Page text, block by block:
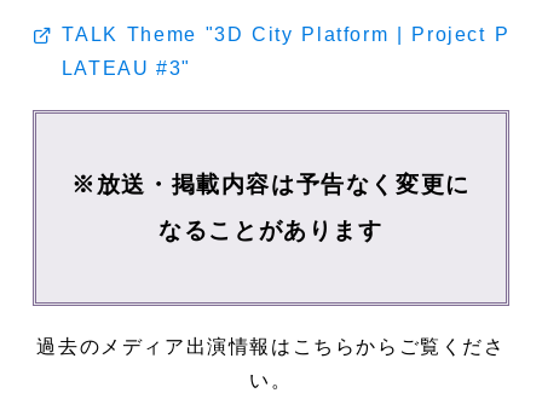
TALK Theme "3D City Platform | Project P
LATEAU #3"
※放送・掲載内容は予告なく変更に
なることがあります
過去のメディア出演情報はこちらからご覧くださ
い。